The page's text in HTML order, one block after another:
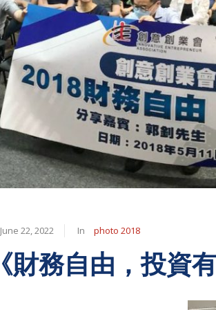
June 22, 2022 In photo 2018
《財務自由，投資